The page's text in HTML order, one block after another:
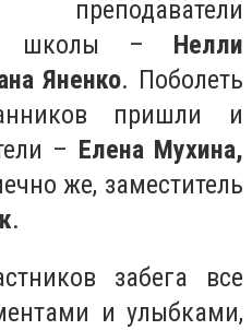
школы – Нелли
Яненко. Поболеть
пришли и
– Елена Мухина,
же, заместитель
.
забега все
и улыбками,